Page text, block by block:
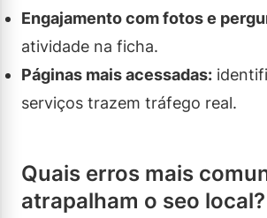
Engajamento com fotos e
atividade na ficha.
Páginas mais acessadas:
serviços trazem tráfego real.
Quais erros mais
atrapalham o seo local?